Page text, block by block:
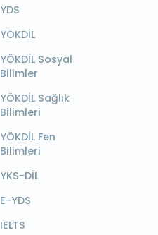
YDS
YÖKDİL
YÖKDİL Sosyal
Bilimler
YÖKDİL Sağlık
Bilimleri
YÖKDİL Fen
Bilimleri
YKS-DİL
E-YDS
IELTS